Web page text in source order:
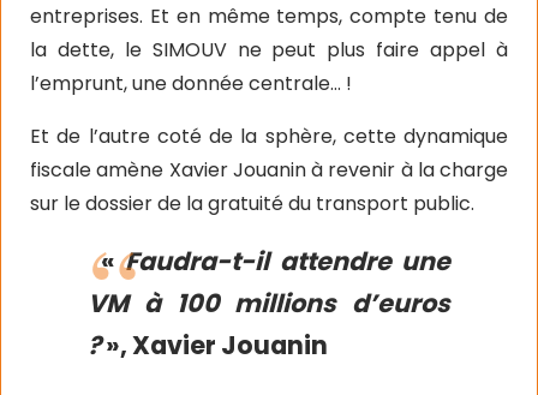
entreprises. Et en même temps, compte tenu de
la dette, le SIMOUV ne peut plus faire appel à
l’emprunt, une donnée centrale… !
Et de l’autre coté de la sphère, cette dynamique
fiscale amène Xavier Jouanin à revenir à la charge
sur le dossier de la gratuité du transport public.
«Faudra-t-il attendre une
VM à 100 millions d’euros
?», Xavier Jouanin